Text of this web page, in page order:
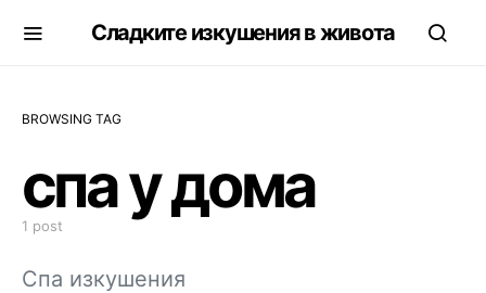
Сладките изкушения в живота
BROWSING TAG
спа у дома
1 post
Спа изкушения